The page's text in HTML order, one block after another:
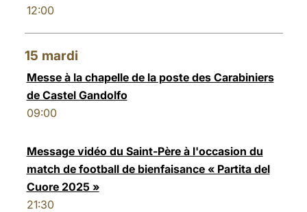
12:00
15 mardi
Messe à la chapelle de la poste des Carabiniers
de Castel Gandolfo
09:00
Message vidéo du Saint-Père à l'occasion du
match de football de bienfaisance « Partita del
Cuore 2025 »
21:30